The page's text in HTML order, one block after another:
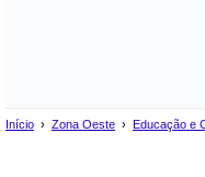
Início › Zona Oeste › Educação e